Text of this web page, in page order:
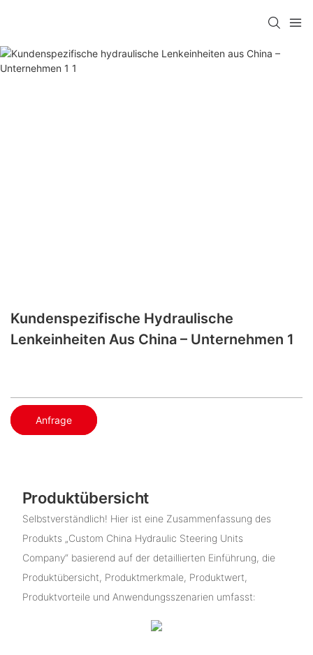
Kundenspezifische Hydraulische
Lenkeinheiten Aus China – Unternehmen 1
Anfrage
Produktübersicht
Selbstverständlich! Hier ist eine Zusammenfassung des
Produkts „Custom China Hydraulic Steering Units​
Company“ basierend auf der detaillierten Einführung, die
Produktübersicht, Produktmerkmale, Produktwert,
Produktvorteile und Anwendungsszenarien umfasst: